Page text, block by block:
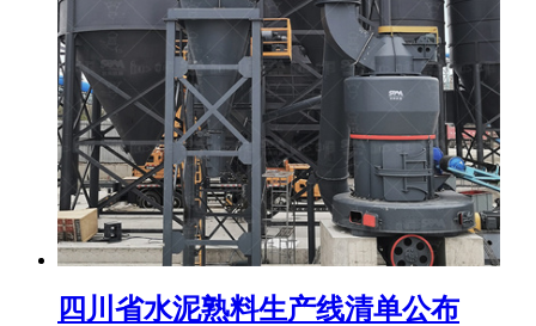
四川省水泥熟料生产线清单公布